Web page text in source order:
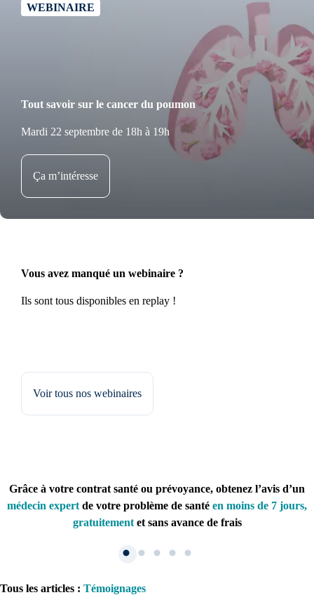
WEBINAIRE
Tout savoir sur le cancer du poumon
Mardi 22 septembre de 18h à 19h
Ça m’intéresse
Vous avez manqué un webinaire ?
Ils sont tous disponibles en replay !
Voir tous nos webinaires
Grâce à votre contrat santé ou prévoyance, obtenez l’avis d’un
médecin expert de votre problème de santé en moins de 7 jours,
gratuitementet sans avance de frais
Tous les articles : Témoignages